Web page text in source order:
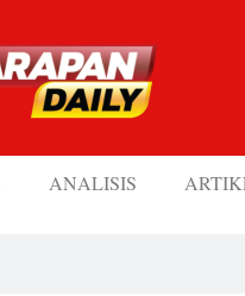
ANALISIS